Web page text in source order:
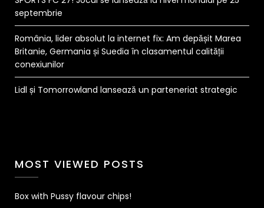
septembrie
România, lider absolut la internet fix: Am depășit Marea
Britanie, Germania și Suedia în clasamentul calității
conexiunilor
Lidl și Tomorrowland lansează un parteneriat strategic
MOST VIEWED POSTS
Box with Pussy flavour chips!